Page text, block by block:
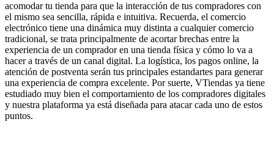
acomodar tu tienda para que la interacción de tus compradores con
el mismo sea sencilla, rápida e intuitiva. Recuerda, el comercio
electrónico tiene una dinámica muy distinta a cualquier comercio
tradicional, se trata principalmente de acortar brechas entre la
experiencia de un comprador en una tienda física y cómo lo va a
hacer a través de un canal digital. La logística, los pagos online, la
atención de postventa serán tus principales estandartes para generar
una experiencia de compra excelente. Por suerte, VTiendas ya tiene
estudiado muy bien el comportamiento de los compradores digitales
y nuestra plataforma ya está diseñada para atacar cada uno de estos
puntos.